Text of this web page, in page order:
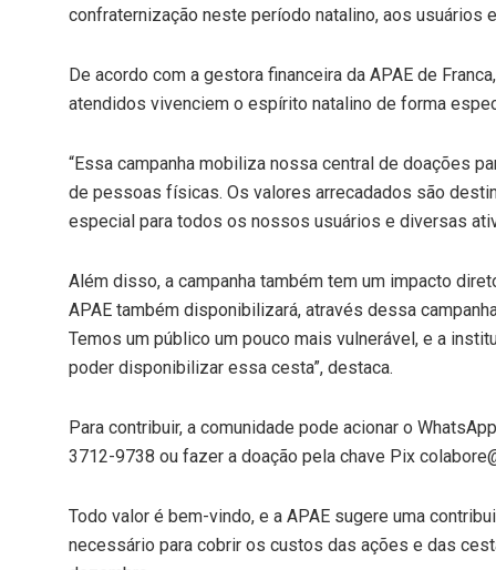
confraternização neste período natalino, aos usuários
De acordo com a gestora financeira da APAE de
atendidos vivenciem o espírito natalino de forma
“Essa campanha mobiliza nossa central de doações
de pessoas físicas. Os valores arrecadados são
especial para todos os nossos usuários e diversas
Além disso, a campanha também tem um impacto
APAE também disponibilizará, através dessa
Temos um público um pouco mais vulnerável, e a
poder disponibilizar essa cesta”, destaca.
Para contribuir, a comunidade pode acionar o
3712-9738 ou fazer a doação pela chave Pix
Todo valor é bem-vindo, e a APAE sugere uma
necessário para cobrir os custos das ações e das